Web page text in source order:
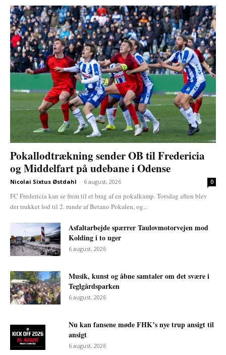
Pokallodtrækning sender OB til Fredericia
og Middelfart på udebane i Odense
Nicolai Sixtus Østdahl - 6 august, 2026 0
FC Fredericia kan se frem til et brag af en pokalkamp. Torsdag aften blev
der trukket lod til 2. runde af Betano Pokalen, og...
Asfaltarbejde spærrer Taulovmotorvejen mod
Kolding i to uger
6 august, 2026
Musik, kunst og åbne samtaler om det svære i
Teglgårdsparken
6 august, 2026
Nu kan fansene møde FHK’s nye trup ansigt til
ansigt
6 august, 2026